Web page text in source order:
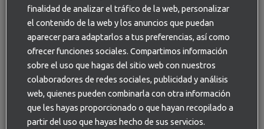
Detalle de la moldura original de la escalera en esta casa
palacio del siglo XIX.
finalidad de analizar el tráfico de la web, personalizar
el contenido de la web y los anuncios que puedan
aparecer para adaptarlos a tus preferencias, así como
ofrecer funciones sociales. Compartimos información
sobre el uso que hagas del sitio web con nuestros
colaboradores de redes sociales, publicidad y análisis
web, quienes pueden combinarla con otra información
que les hayas proporcionado o que hayan recopilado a
partir del uso que hayas hecho de sus servicios.